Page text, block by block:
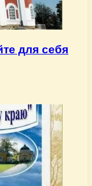
для себя